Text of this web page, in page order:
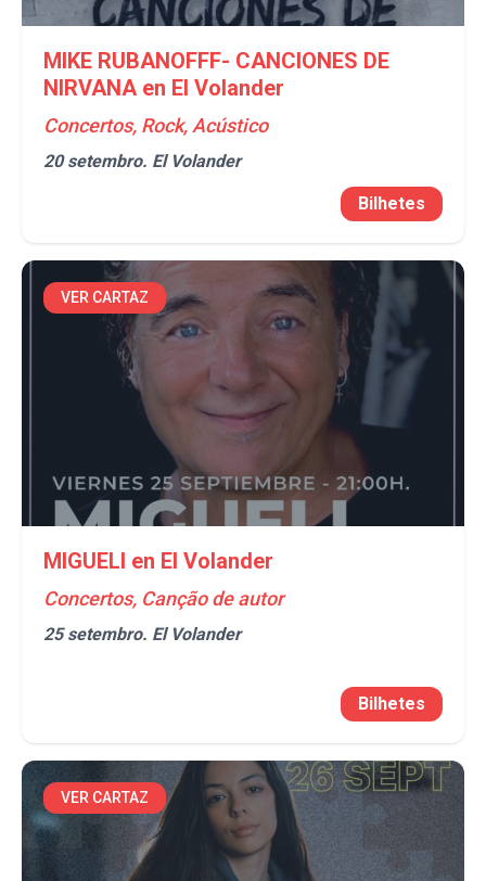
MIKE RUBANOFFF- CANCIONES DE
NIRVANA en El Volander
Concertos, Rock, Acústico
20 setembro. El Volander
Bilhetes
VER CARTAZ
MIGUELI en El Volander
Concertos, Canção de autor
25 setembro. El Volander
Bilhetes
VER CARTAZ